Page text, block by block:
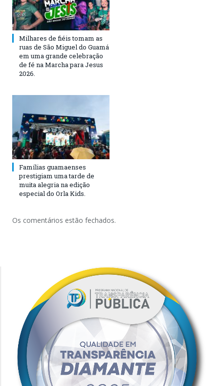
Milhares de fiéis tomam as
ruas de São Miguel do Guamá
em uma grande celebração
de fé na Marcha para Jesus
2026.
Famílias guamaenses
prestigiam uma tarde de
muita alegria na edição
especial do Orla Kids.
Os comentários estão fechados.